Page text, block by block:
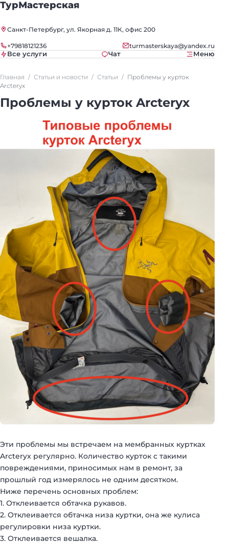
ТурМастерская
Санкт-Петербург, ул. Якорная д. 11К, офис 200
+79818121236 turmasterskaya@yandex.ru
Все услуги Чат Меню
Главная Статьи и новости Статьи
Проблемы у курток
Arcteryx
Проблемы у курток Arcteryx
Эти проблемы мы встречаем на мембранных куртках
Arcteryx регулярно. Количество курток с такими
повреждениями, приносимых нам в ремонт, за
прошлый год измерялось не одним десятком.
Ниже перечень основных проблем:
1. Отклеивается обтачка рукавов.
2. Отклеивается обтачка низа куртки, она же кулиса
регулировки низа куртки.
3. Отклеивается вешалка.